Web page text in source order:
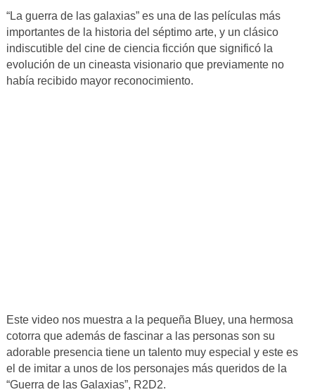
“La guerra de las galaxias” es una de las películas más
importantes de la historia del séptimo arte, y un clásico
indiscutible del cine de ciencia ficción que significó la
evolución de un cineasta visionario que previamente no
había recibido mayor reconocimiento.
Este video nos muestra a la pequeña Bluey, una hermosa
cotorra que además de fascinar a las personas son su
adorable presencia tiene un talento muy especial y este es
el de imitar a unos de los personajes más queridos de la
“Guerra de las Galaxias”, R2D2.